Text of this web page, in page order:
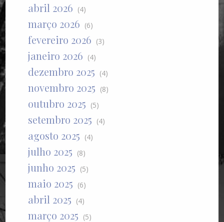
abril 2026 (4)
março 2026 (6)
fevereiro 2026 (3)
janeiro 2026 (4)
dezembro 2025 (4)
novembro 2025 (8)
outubro 2025 (5)
setembro 2025 (4)
agosto 2025 (4)
julho 2025 (8)
junho 2025 (5)
maio 2025 (6)
abril 2025 (4)
março 2025 (5)